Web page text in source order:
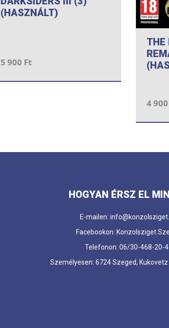
(HASZNÁLT)
5 900 Ft
THE
4
HOGYAN ÉRSZ EL
E-mailen:
Facebookon: Konzolsziget
Telefonon: 06/30-468-20-
Személyesen: 6724 Szeged, Kukovetz